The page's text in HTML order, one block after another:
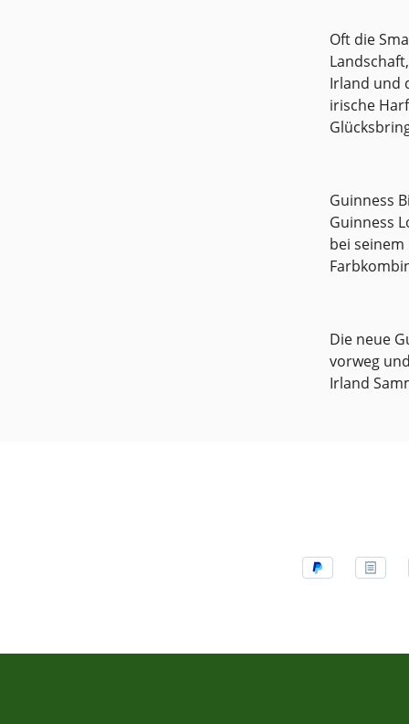
Verbundenheit.
Glas,
Oft die
Irland und
irische
Guinness
Guinness
bei
Die neue
vorweg
Irland